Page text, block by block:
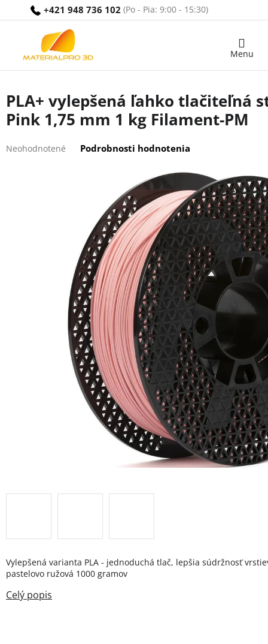
+421 948 736 102
Nákupný
PLA+ vylepšená ľahko tlačiteľná
Pink 1,75 mm 1 kg Filament-PM
hodnotenie
Neohodnotené Podrobnosti hodnotenia
Vylepšená varianta PLA - jednoduchá tlač, lepšia súdržnosť
pastelovo ružová 1000 gramov